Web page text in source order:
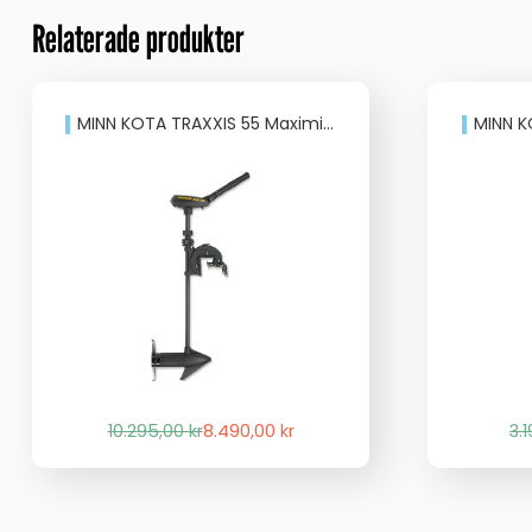
Relaterade produkter
MINN KOTA TRAXXIS 55 Maximizer 12v 42″
10.295,00krDet
8.490,00 kr
Det
MINN